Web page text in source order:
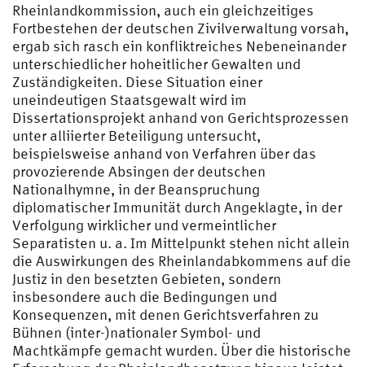
Rheinlandkommission, auch ein gleichzeitiges
Fortbestehen der deutschen Zivilverwaltung vorsah,
ergab sich rasch ein konfliktreiches Nebeneinander
unterschiedlicher hoheitlicher Gewalten und
Zuständigkeiten. Diese Situation einer
uneindeutigen Staatsgewalt wird im
Dissertationsprojekt anhand von Gerichtsprozessen
unter alliierter Beteiligung untersucht,
beispielsweise anhand von Verfahren über das
provozierende Absingen der deutschen
Nationalhymne, in der Beanspruchung
diplomatischer Immunität durch Angeklagte, in der
Verfolgung wirklicher und vermeintlicher
Separatisten u. a. Im Mittelpunkt stehen nicht allein
die Auswirkungen des Rheinlandabkommens auf die
Justiz in den besetzten Gebieten, sondern
insbesondere auch die Bedingungen und
Konsequenzen, mit denen Gerichtsverfahren zu
Bühnen (inter-)nationaler Symbol- und
Machtkämpfe gemacht wurden. Über die historische